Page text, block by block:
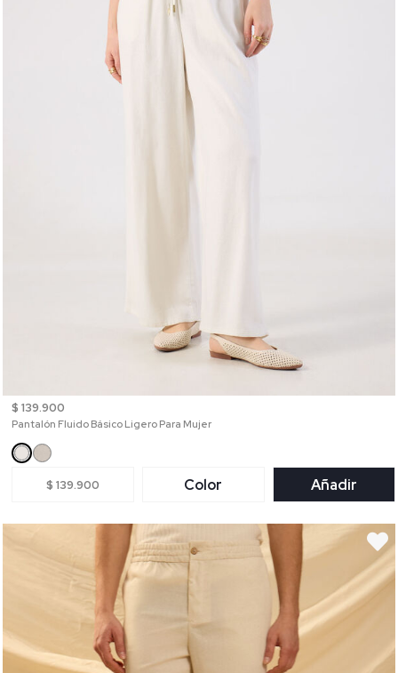
$ 139.900
Pantalón Fluido Básico Ligero Para Mujer
$ 139.900 Color Añadir